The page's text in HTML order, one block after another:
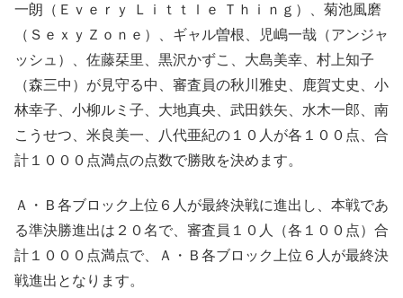
一朗（Ｅｖｅｒｙ Ｌｉｔｔｌｅ Ｔｈｉｎｇ）、菊池風磨
（ＳｅｘｙＺｏｎｅ）、ギャル曽根、児嶋一哉（アンジャ
ッシュ）、佐藤栞里、黒沢かずこ、大島美幸、村上知子
（森三中）が見守る中、審査員の秋川雅史、鹿賀丈史、小
林幸子、小柳ルミ子、大地真央、武田鉄矢、水木一郎、南
こうせつ、米良美一、八代亜紀の１０人が各１００点、合
計１０００点満点の点数で勝敗を決めます。
Ａ・Ｂ各ブロック上位６人が最終決戦に進出し、本戦であ
る準決勝進出は２０名で、審査員１０人（各１００点）合
計１０００点満点で、Ａ・Ｂ各ブロック上位６人が最終決
戦進出となります。